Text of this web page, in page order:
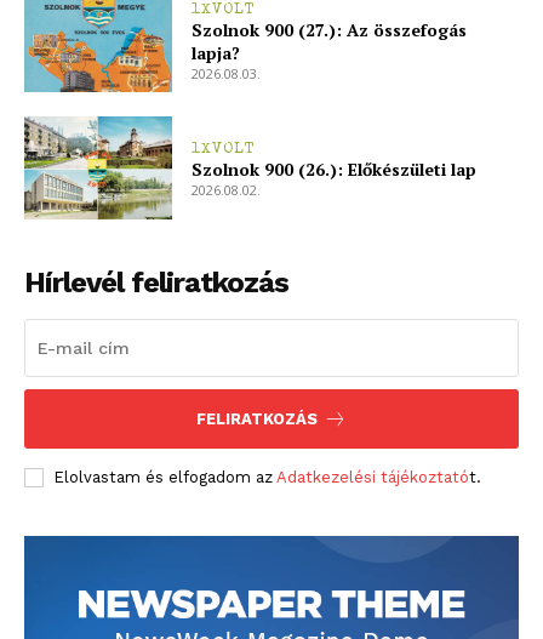
blogSZOLNOK
1XVOLT
Szolnok 900 (27.): Az összefogás
lapja?
2026.08.03.
1XVOLT
Szolnok 900 (26.): Előkészületi lap
2026.08.02.
Hírlevél feliratkozás
FELIRATKOZÁS
Elolvastam és elfogadom az Adatkezelési tájékoztatót.